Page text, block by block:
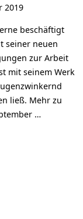
2019
beschäftigt
seiner neuen
zur Arbeit
mit seinem Werk
ließ. Mehr zu
…